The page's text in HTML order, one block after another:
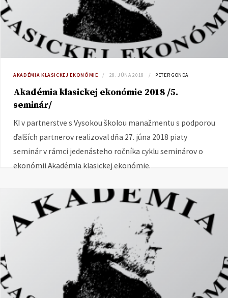
AKADÉMIA KLASICKEJ EKONÓMIE 28. JÚNA 2018 PETER GONDA
Akadémia klasickej ekonómie 2018 /5.
seminár/
KI v partnerstve s Vysokou školou manažmentu s podporou
ďalších partnerov realizoval dňa 27. júna 2018 piaty
seminár v rámci jedenásteho ročníka cyklu seminárov o
ekonómii Akadémia klasickej ekonómie.